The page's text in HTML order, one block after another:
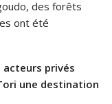
des forêts
ont été
privés
une destination